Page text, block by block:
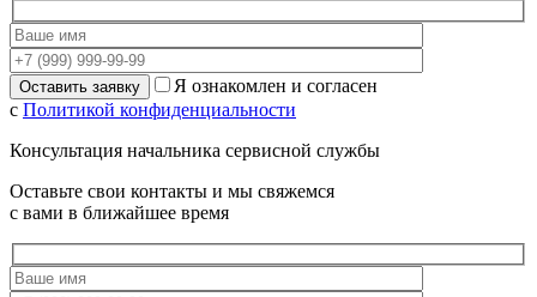
Я ознакомлен и согласен
с Политикой конфиденциальности
Консультация начальника сервисной службы
Оставьте свои контакты и мы свяжемся
с вами в ближайшее время